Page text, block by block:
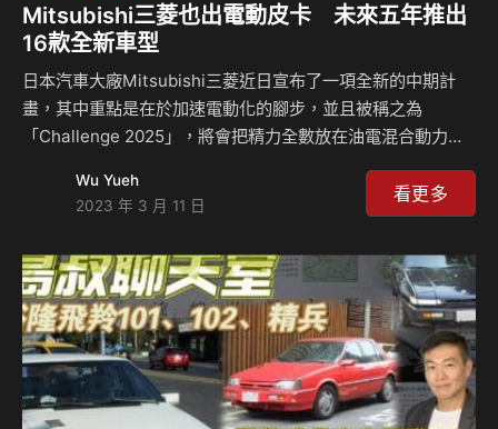
Mitsubishi三菱也出電動皮卡 未來五年推出
16款全新車型
日本汽車大廠Mitsubishi三菱近日宣布了一項全新的中期計
畫，其中重點是在於加速電動化的腳步，並且被稱之為
「Challenge 2025」，將會把精力全數放在油電混合動力、
型，其中有9輛將會是油電或是純電車款，不過在2023~2025
年的產品線當中有一輛車令人受到期待，那就是基於皮卡的休
會有純電皮卡的出現。 從近期的產品規劃時間來看，
2023~2025年會有不少新車，而大約是一年後，一輛
PPV(Pickup-based Passenger Vehicle)將會出現，基於皮
卡的梯…
Wu Yueh
2023 年 3 月 11 日
看更多